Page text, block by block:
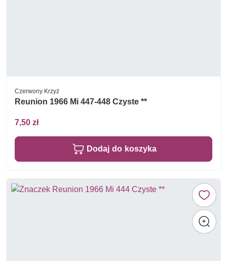
Czerwony Krzyż
Reunion 1966 Mi 447-448 Czyste **
7,50 zł
Dodaj do koszyka